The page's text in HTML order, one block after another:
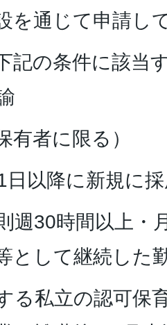
を通じて申請し
記の条件に該当
有者に限る）
日以降に新規に
週30時間以上・
として継続した
る私立の認可保